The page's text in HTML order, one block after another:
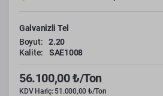
Galvanizli Tel
Boyut:
2.20
Kalite:
SAE1008
56.100,00 ₺/Ton
KDV Hariç: 51.000,00 ₺/Ton